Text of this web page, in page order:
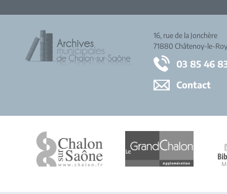
16, rue de la Jonchère
71880 Châtenoy-le-
03 85 46
Contact